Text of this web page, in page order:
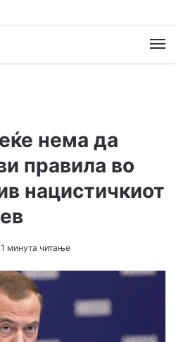
нема да
правила во
нацистичкиот
1 минута читање